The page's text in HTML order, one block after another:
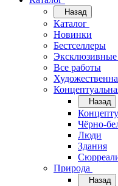
Назад
Каталог
Новинки
Бестселлеры
Эксклюзивные
Все работы
Назад
Чёрно-
Люди
Здания
Природа
Назад